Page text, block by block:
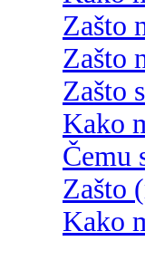
Zašto
Zašto
Zašto
Kako
Čemu
Zašto
Kako